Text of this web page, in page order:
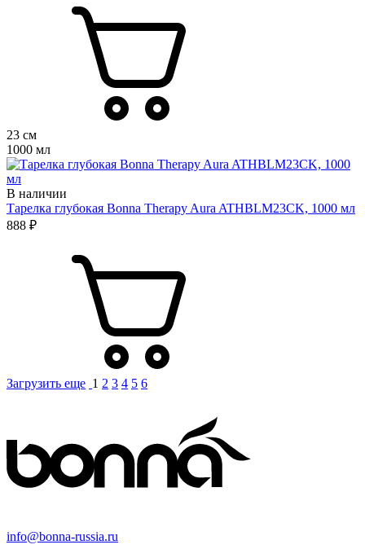
23 см
1000 мл
В наличии
Тарелка глубокая Bonna Therapy Aura ATHBLM23CK, 1000 мл
888 ₽
Загрузить еще 1 2 3 4 5 6
info@bonna-russia.ru